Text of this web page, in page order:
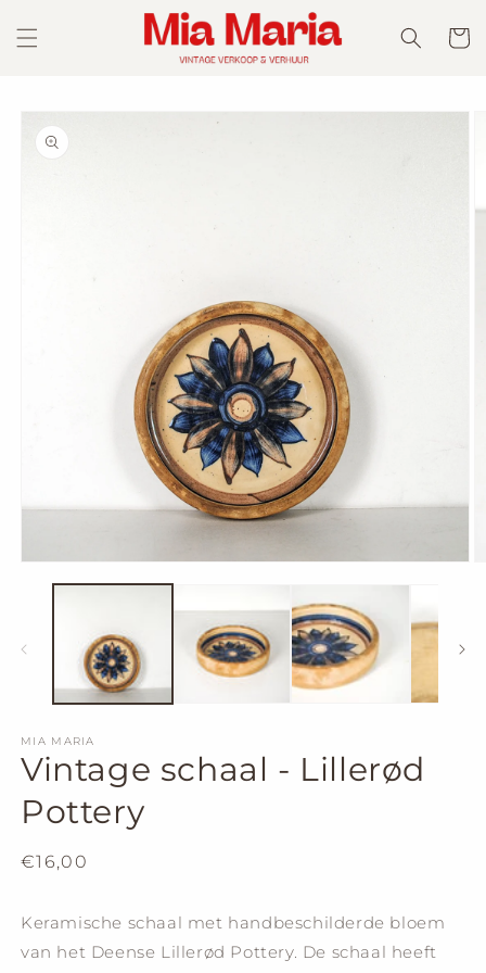
content
Cart
Skip to
product
information
media
MIA MARIA
Vintage schaal - Lillerød
Pottery
Regular
€16,00
Keramische schaal met handbeschilderde bloem
van het Deense Lillerød Pottery. De schaal heeft